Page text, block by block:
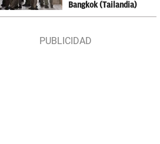
Bangkok (Tailandia)